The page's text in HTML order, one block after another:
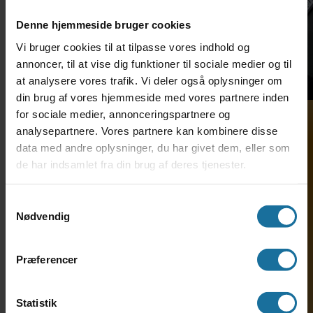
Denne hjemmeside bruger cookies
Vi bruger cookies til at tilpasse vores indhold og
annoncer, til at vise dig funktioner til sociale medier og til
at analysere vores trafik. Vi deler også oplysninger om
din brug af vores hjemmeside med vores partnere inden
for sociale medier, annonceringspartnere og
analysepartnere. Vores partnere kan kombinere disse
data med andre oplysninger, du har givet dem, eller som
de har indsamlet fra din brug af deres tjenester.
Nødvendig
Præferencer
Statistik
Hostrupsgade 48-56 • 8600
adm@thlangshf-vuc.dk • EAN:
Søg ind på HF-enkeltfag